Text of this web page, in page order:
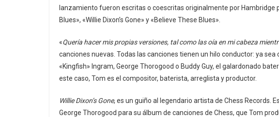
lanzamiento fueron escritas o coescritas originalmente por Hambridge
Blues», «Willie Dixon’s Gone» y «Believe These Blues».
«Quería hacer mis propias versiones, tal como las oía en mi cabeza
canciones nuevas. Todas las canciones tienen un hilo conductor: ya
«Kingfish» Ingram, George Thorogood o Buddy Guy, el galardonado
este caso, Tom es el compositor, baterista, arreglista y productor.
Willie Dixon’s Gone, es un guiño al legendario artista de Chess Records.
George Thorogood para su álbum de canciones de Chess, que Tom